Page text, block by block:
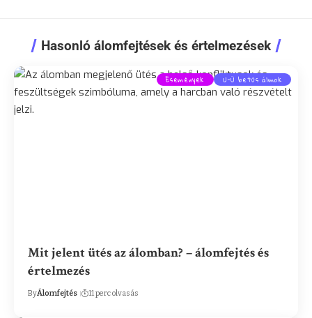
Hasonló álomfejtések és értelmezések
Események U-Ü betűs álmok
Mit jelent ütés az álomban? – álomfejtés és
értelmezés
ByÁlomfejtés 11 perc olvasás